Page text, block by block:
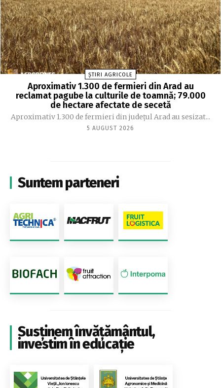
ȘTIRI AGRICOLE
Aproximativ 1.300 de fermieri din Arad au
reclamat pagube la culturile de toamnă; 79.000
de hectare afectate de secetă
Aproximativ 1.300 de fermieri din județul Arad au sesizat...
5 AUGUST 2026
Suntem parteneri
Susținem învățământul,
investim în educație